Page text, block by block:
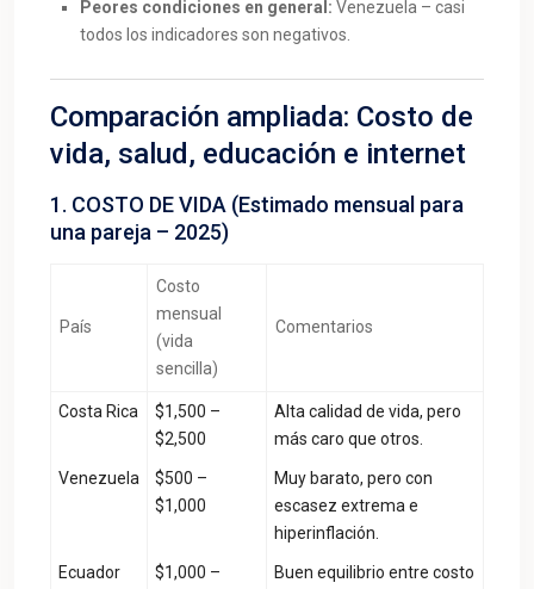
Peores condiciones en general: Venezuela – casi
todos los indicadores son negativos.
Comparación ampliada: Costo de
vida, salud, educación e internet
1. COSTO DE VIDA (Estimado mensual para
una pareja – 2025)
País
Costo
mensual
(vida
sencilla)
Comentarios
Costa Rica
$1,500 –
$2,500
Alta calidad de vida, pero
más caro que otros.
Venezuela
$500 –
$1,000
Muy barato, pero con
escasez extrema e
hiperinflación.
Ecuador
$1,000 –
Buen equilibrio entre costo